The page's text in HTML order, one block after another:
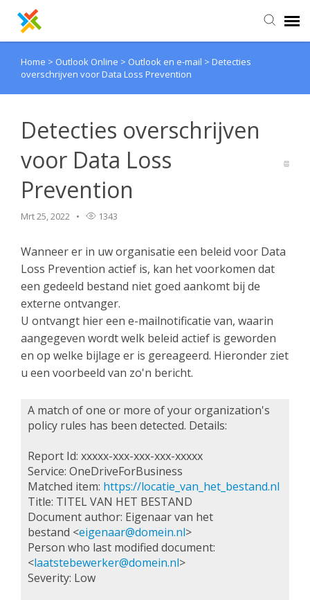
Kennisbank
Home > Outlook Online > Outlook en e-mail > Detecties
overschrijven voor Data Loss Prevention
Detecties overschrijven
voor Data Loss
Prevention
Mrt 25, 2022 1343
Wanneer er in uw organisatie een beleid voor Data
Loss Prevention actief is, kan het voorkomen dat
een gedeeld bestand niet goed aankomt bij de
externe ontvanger.
U ontvangt hier een e-mailnotificatie van, waarin
aangegeven wordt welk beleid actief is geworden
en op welke bijlage er is gereageerd. Hieronder ziet
u een voorbeeld van zo'n bericht.
A match of one or more of your organization's
policy rules has been detected. Details:
Report Id: xxxxx-xxx-xxx-xxx-xxxxx
Service: OneDriveForBusiness
Matched item: https://locatie_van_het_bestand.nl
Title: TITEL VAN HET BESTAND
Document author: Eigenaar van het
bestand <eigenaar@domein.nl>
Person who last modified document:
<laatstebewerker@domein.nl>
Severity: Low